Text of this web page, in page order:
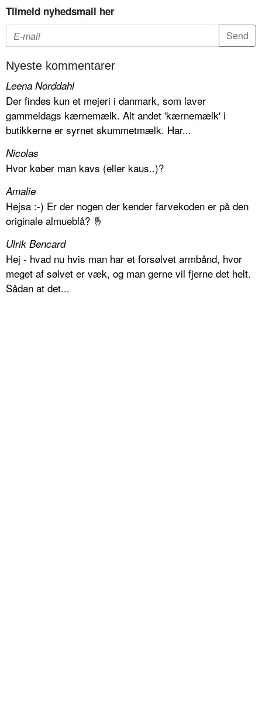
Tilmeld nyhedsmail her
Nyeste kommentarer
Leena Norddahl
Der findes kun et mejeri i danmark, som laver
gammeldags kærnemælk. Alt andet 'kærnemælk' i
butikkerne er syrnet skummetmælk. Har...
Nicolas
Hvor køber man kavs (eller kaus..)?
Amalie
Hejsa :-) Er der nogen der kender farvekoden er på den
originale almueblå? 🤞
Ulrik Bencard
Hej - hvad nu hvis man har et forsølvet armbånd, hvor
meget af sølvet er væk, og man gerne vil fjerne det helt.
Sådan at det...